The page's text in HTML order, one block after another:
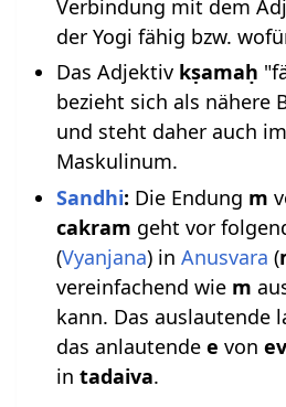
Verbindung mit dem
der Yogi fähig bzw.
Das Adjektiv kṣamaḥ
bezieht sich als nähere
und steht daher auch
Maskulinum.
Sandhi: Die Endung m
cakram geht vor
(Vyanjana) in Anusvara (
vereinfachend wie m
kann. Das auslautende
das anlautende e von
in tadaiva.